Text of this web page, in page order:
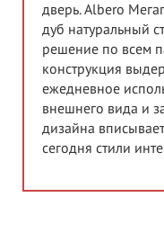
дверь. Albero
дуб натуральный
решение по всем
конструкция
ежедневное
внешнего вида и
дизайна
сегодня стили